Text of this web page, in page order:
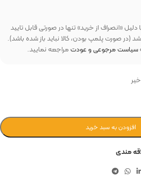
«انصراف از خرید» تنها در صورتی قابل تایید
(در صورت پلمپ بودن، کالا نباید باز شده باشد).
سیاست مرجوعی و عودتمراجعه نمایید.
افزودن به سبد خرید
مندی